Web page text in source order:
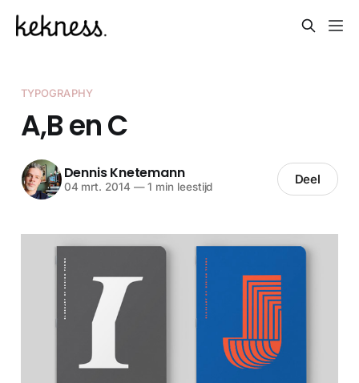
TYPOGRAPHY
A,B en C
Dennis Knetemann
04 mrt. 2014 —1 min leestijd Deel